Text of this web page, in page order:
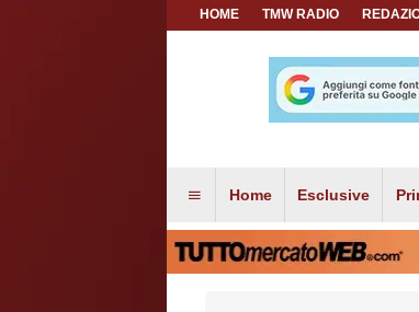
HOME TMW RADIO
Home Esclusive